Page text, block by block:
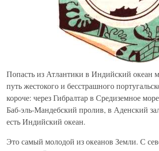
Попасть из Атлантики в Индийский
путь жестокого и бесстрашного
короче: через Гибралтар в Средиземное
Баб-эль-Мандебский пролив, в Аденский
есть Индийский океан.
Это самый молодой из океанов Земли. С